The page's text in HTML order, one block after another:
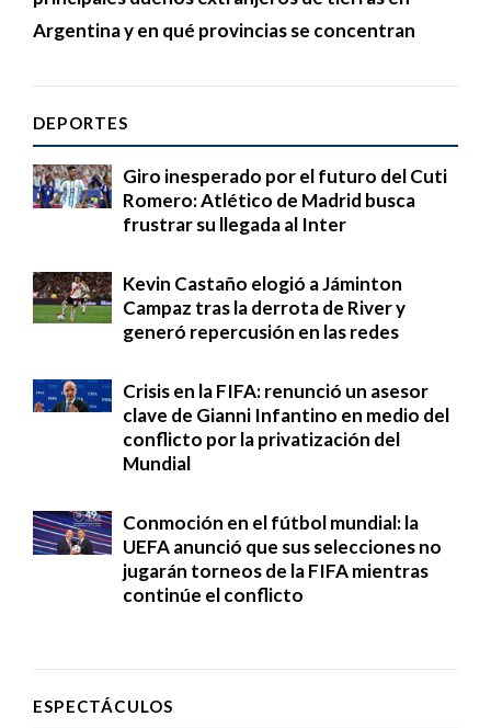
Argentina y en qué provincias se concentran
DEPORTES
Giro inesperado por el futuro del Cuti
Romero: Atlético de Madrid busca
frustrar su llegada al Inter
Kevin Castaño elogió a Jáminton
Campaz tras la derrota de River y
generó repercusión en las redes
Crisis en la FIFA: renunció un asesor
clave de Gianni Infantino en medio del
conflicto por la privatización del
Mundial
Conmoción en el fútbol mundial: la
UEFA anunció que sus selecciones no
jugarán torneos de la FIFA mientras
continúe el conflicto
ESPECTÁCULOS